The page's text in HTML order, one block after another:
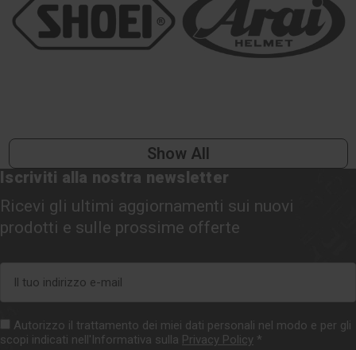
Show All
Iscriviti alla nostra newsletter
Ricevi gli ultimi aggiornamenti sui nuovi
prodotti e sulle prossime offerte
mail
Autorizzo il trattamento dei miei dati personali nel modo e per gli
scopi indicati nell'Informativa sulla Privacy Policy *